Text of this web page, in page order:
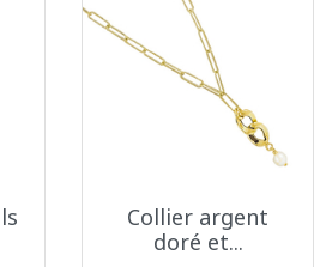
Collier argent
doré et...